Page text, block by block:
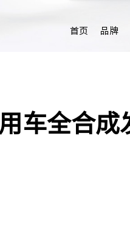
首页 品牌
车全合